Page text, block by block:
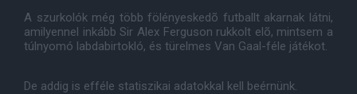
A szurkolók még több fölényeskedõ futballt akarnak látni,
amilyennel inkább Sir Alex Ferguson rukkolt elõ, mintsem a
túlnyomó labdabirtokló, és türelmes Van Gaal-féle játékot.
De addig is efféle statiszikai adatokkal kell beérnünk.